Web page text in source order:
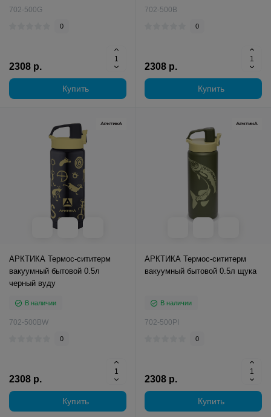
702-500G
0
2308 р.
Купить
702-500B
0
2308 р.
Купить
АРКТИКА Термос-сититерм
вакуумный бытовой 0.5л
черный вуду
В наличии
702-500BW
0
2308 р.
Купить
АРКТИКА Термос-сититерм
вакуумный бытовой 0.5л щука
В наличии
702-500PI
0
2308 р.
Купить